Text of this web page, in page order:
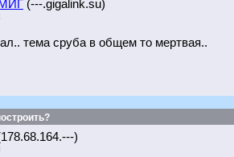
МИГ (---.gigalink.su)
тема сруба в общем то мертвая..
)